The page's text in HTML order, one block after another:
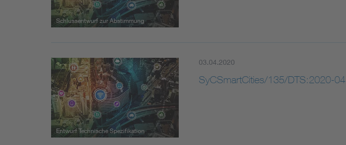
Schlussentwurf zur Abstimmung
Entwurf Technische Spezifikation
03.04.2020
SyCSmartCities/135/DTS:2020-04